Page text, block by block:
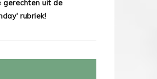
gerechten uit de
rubriek!